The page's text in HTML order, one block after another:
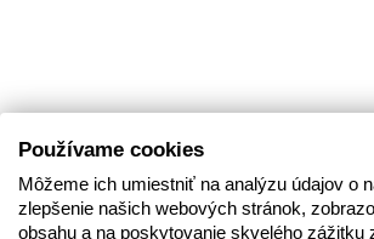
Používame cookies
Môžeme ich umiestniť na analýzu údajov o
zlepšenie našich webových stránok,
obsahu a na poskytovanie skvelého zážitku